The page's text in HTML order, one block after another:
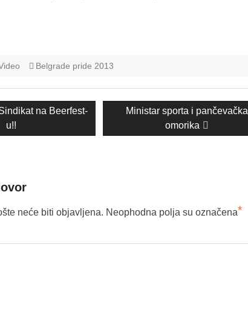
Belgrade pride 2013
na Beerfest-
u!!
Next
Ministar sporta i pančevačka
omorika
neće biti objavljena. Neophodna polja su označena*